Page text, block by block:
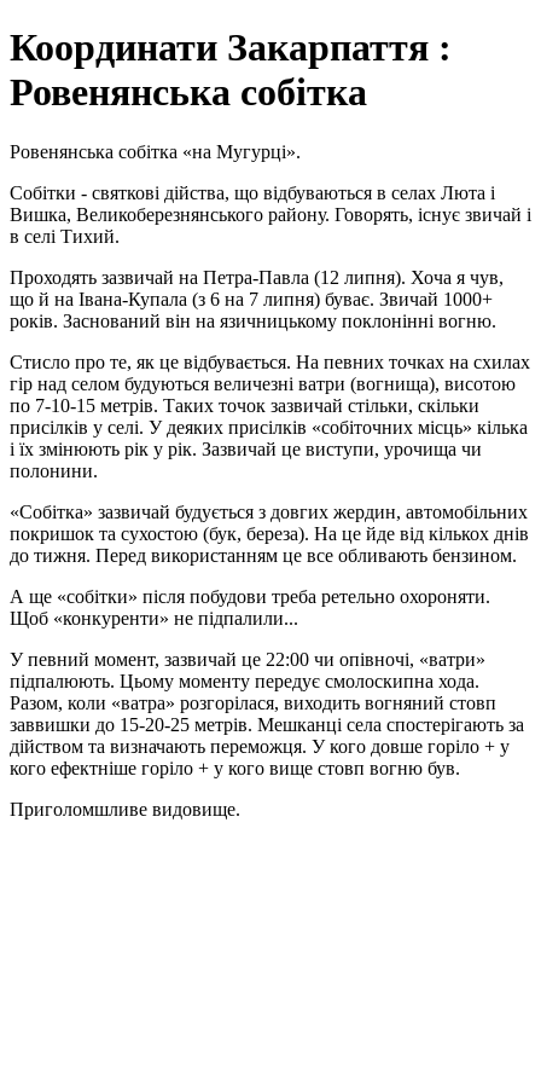
Координати Закарпаття :
Ровенянська собітка
Ровенянська собітка «на Мугурці».
Собітки - святкові дійства, що відбуваються в селах Люта і
Вишка, Великоберезнянського району. Говорять, існує звичай і
в селі Тихий.
Проходять зазвичай на Петра-Павла (12 липня). Хоча я чув,
що й на Івана-Купала (з 6 на 7 липня) буває. Звичай 1000+
років. Заснований він на язичницькому поклонінні вогню.
Стисло про те, як це відбувається. На певних точках на схилах
гір над селом будуються величезні ватри (вогнища), висотою
по 7-10-15 метрів. Таких точок зазвичай стільки, скільки
присілків у селі. У деяких присілків «собіточних місць» кілька
і їх змінюють рік у рік. Зазвичай це виступи, урочища чи
полонини.
«Собітка» зазвичай будується з довгих жердин, автомобільних
покришок та сухостою (бук, береза). На це йде від кількох днів
до тижня. Перед використанням це все обливають бензином.
А ще «собітки» після побудови треба ретельно охороняти.
Щоб «конкуренти» не підпалили...
У певний момент, зазвичай це 22:00 чи опівночі, «ватри»
підпалюють. Цьому моменту передує смолоскипна хода.
Разом, коли «ватра» розгорілася, виходить вогняний стовп
заввишки до 15-20-25 метрів. Мешканці села спостерігають за
дійством та визначають переможця. У кого довше горіло + у
кого ефектніше горіло + у кого вище стовп вогню був.
Приголомшливе видовище.